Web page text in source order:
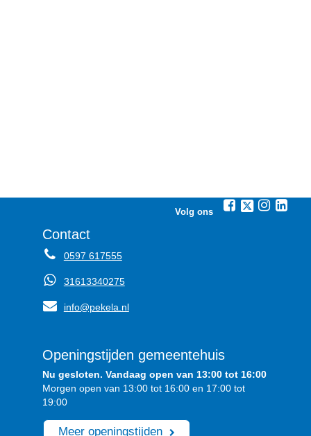
Volg ons
Contact
0597 617555
31613340275
info@pekela.nl
Openingstijden gemeentehuis
Nu gesloten. Vandaag open van 13:00 tot 16:00
Morgen open van 13:00 tot 16:00 en 17:00 tot
19:00
Meer openingstijden